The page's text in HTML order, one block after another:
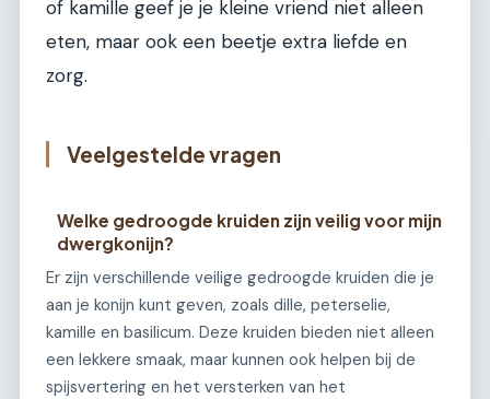
of kamille geef je je kleine vriend niet alleen
eten, maar ook een beetje extra liefde en
zorg.
Veelgestelde vragen
Welke gedroogde kruiden zijn veilig voor mijn
dwergkonijn?
Er zijn verschillende veilige gedroogde kruiden die je
aan je konijn kunt geven, zoals dille, peterselie,
kamille en basilicum. Deze kruiden bieden niet alleen
een lekkere smaak, maar kunnen ook helpen bij de
spijsvertering en het versterken van het